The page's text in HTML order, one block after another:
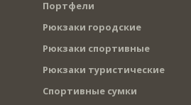
Портфели
Рюкзаки городские
Рюкзаки спортивные
Рюкзаки туристические
Спортивные сумки